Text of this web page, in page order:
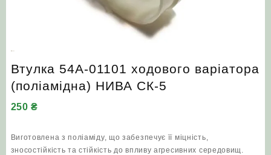
Втулка 54А-01101 ходового варіатора
(поліамідна) НИВА СК-5
250₴
Виготовлена з поліаміду, що забезпечує її міцність,
зносостійкість та стійкість до впливу агресивних середовищ.